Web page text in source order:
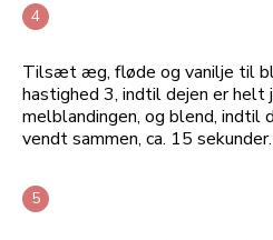
Tilsæt æg, fløde og vanilje til
hastighed 3, indtil dejen er
melblandingen, og blend, indtil
vendt sammen, ca. 15 sekunder.